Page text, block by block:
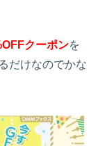
クーポンを
だけなのでかな